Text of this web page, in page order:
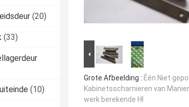
(20)
(33)
(10)
Grote Afbeelding : Één Niet
Kabinetsscharnieren van
werk berekende Hl